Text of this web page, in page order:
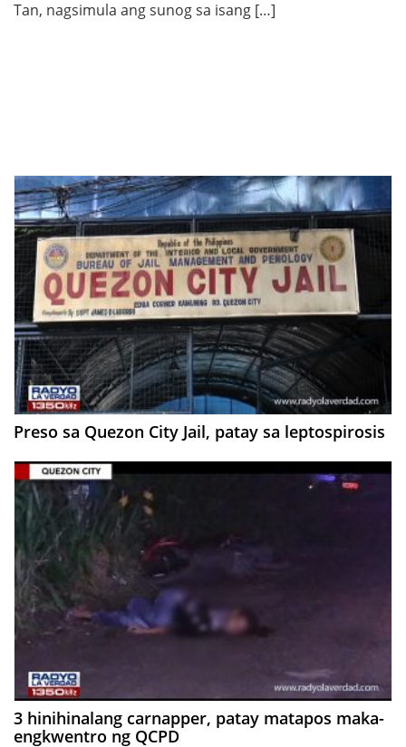
Tan, nagsimula ang sunog sa isang […]
Preso sa Quezon City Jail, patay sa leptospirosis
3 hinihinalang carnapper, patay matapos maka-
engkwentro ng QCPD